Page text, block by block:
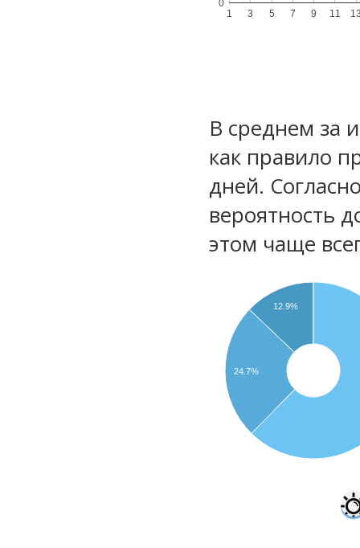
1 3 5 7 9 11
0
В среднем за
как правило
дней.
вероятность
этом чаще
12.9%
24.7%